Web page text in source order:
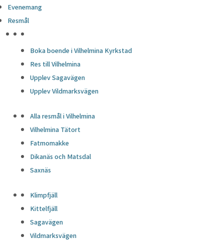
Evenemang
Resmål
Boka boende i Vilhelmina Kyrkstad
Res till Vilhelmina
Upplev Sagavägen
Upplev Vildmarksvägen
Alla resmål i Vilhelmina
Vilhelmina Tätort
Fatmomakke
Dikanäs och Matsdal
Saxnäs
Klimpfjäll
Kittelfjäll
Sagavägen
Vildmarksvägen